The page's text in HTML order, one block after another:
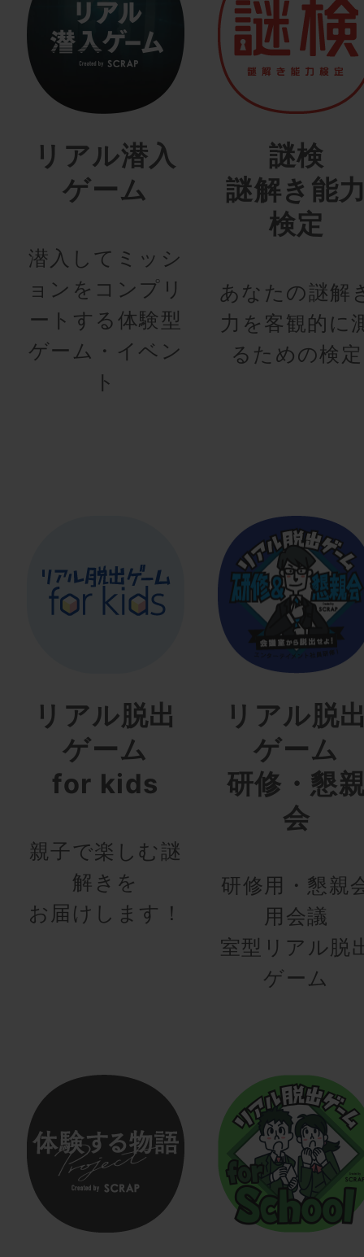
リアル潜入
ゲーム
潜入してミッシ
ョンをコンプリ
ートする体験型
ゲーム・イベン
ト
謎検
謎解き能
検定
あなたの謎解
力を客観的に
るための検定
リアル脱出
ゲーム
for kids
親子で楽しむ謎
解きを
お届けします！
リアル脱
ゲーム
研修・懇
会
研修用・懇親
用会議
室型リアル脱
ゲーム